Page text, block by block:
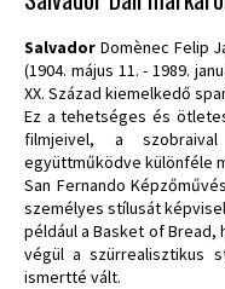
Salvador Domènec Felip
(1904. május 11. - 1989.
XX. Század kiemelkedő
Ez a tehetséges és
filmjeivel, a
együttműködve különféle
San Fernando
személyes stílusát
például a Basket of
végül a szürrealisztikus
ismertté vált.